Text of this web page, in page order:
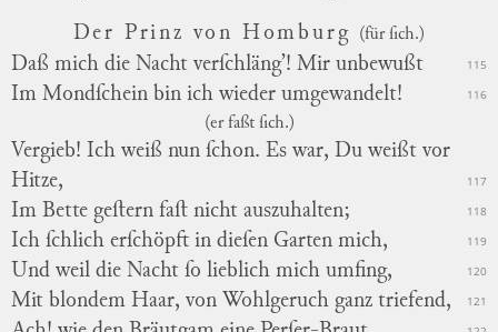
Der Prinz von Homburg (für ſich.)
Daß mich die Nacht verſchläng’! Mir unbewußt 115
Im Mondſchein bin ich wieder umgewandelt! 116
(er faßt ſich.)
Vergieb! Ich weiß nun ſchon. Es war, Du weißt vor
Hitze,
117
Im Bette geſtern faſt nicht auszuhalten; 118
Ich ſchlich erſchöpft in dieſen Garten mich, 119
Und weil die Nacht ſo lieblich mich umfing, 120
Mit blondem Haar, von Wohlgeruch ganz triefend, 121